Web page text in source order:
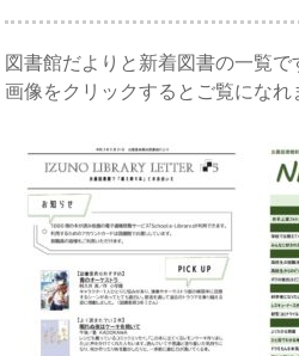
図書館だよりと新着図書の一覧で
画像をクリックするとご覧になれ